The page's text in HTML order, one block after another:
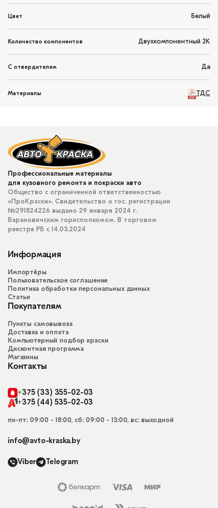
Цвет Белый
Количество компонентов Двухкомпонентный 2K
С отвердителем Да
Материалы ТДС
Профессиональные материалы
для кузовного ремонта и покраски авто
Общество с ограниченной ответственностью
«ПроКраски». Свидетельство о гос. регистрации
№291824226 выдано 29 января 2024 г.
Барановичским горисполкомом. В торговом
реестре РБ с 14.03.2024
Информация
Импортёры
Пользовательское соглашение
Политика обработки персональных данных
Статьи
Покупателям
Пункты самовывоза
Доставка и оплата
Компьютерный подбор краски
Дисконтная программа
Магазины
Контакты
+375 (33) 355-02-03
+375 (44) 535-02-03
пн-пт: 09:00 - 18:00, сб: 09:00 - 13:00, вс: выходной
info@avto-kraska.by
Viber Telegram